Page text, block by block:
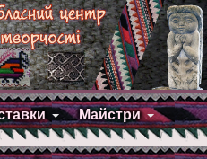
Майстри